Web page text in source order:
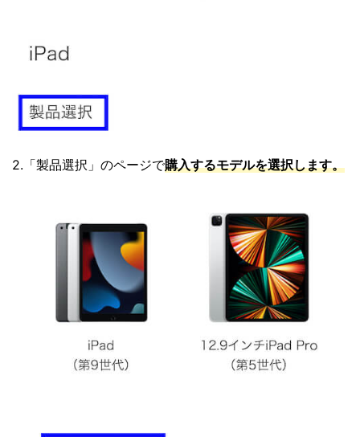
2.「製品選択」のページで購入するモデルを選択します。